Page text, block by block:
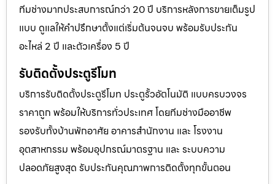
ทีมช่างมากประสบการณ์กว่า 20 ปี บริการหลังการขายเต็มรูป
แบบ ดูแลให้คำปรึกษาตั้งแต่เริ่มต้นจนจบ พร้อมรับประกัน
อะไหล่ 2 ปี และตัวเครื่อง 5 ปี
รับติดตั้งประตูรีโมท
บริการรับติดตั้งประตูรีโมท ประตูรั้วอัตโนมัติ แบบครบวงจร
ราคาถูก พร้อมให้บริการทั่วประเทศ โดยทีมช่างมืออาชีพ
รองรับทั้งบ้านพักอาศัย อาคารสำนักงาน และ โรงงาน
อุตสาหกรรม พร้อมอุปกรณ์มาตรฐาน และ ระบบความ
ปลอดภัยสูงสุด รับประกันคุณภาพการติดตั้งทุกขั้นตอน